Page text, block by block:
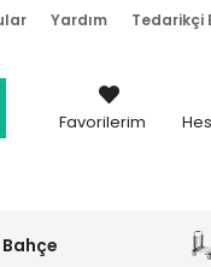
Yardım Tedarikçi
Favorilerim
Bahçe